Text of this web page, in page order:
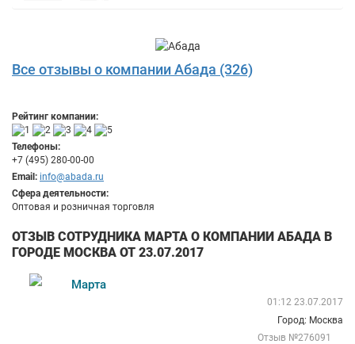
Все отзывы о компании Абада (326)
Рейтинг компании:
Телефоны:
+7 (495) 280-00-00
Email: info@abada.ru
Сфера деятельности:
Оптовая и розничная торговля
ОТЗЫВ СОТРУДНИКА МАРТА О КОМПАНИИ АБАДА В
ГОРОДЕ МОСКВА ОТ 23.07.2017
Марта
01:12 23.07.2017
Город: Москва
Отзыв №276091